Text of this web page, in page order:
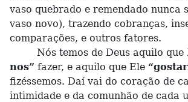
vaso quebrado e remendado nunca
vaso novo), trazendo cobranças,
comparações, e outros fatores.
Nós temos de Deus aquilo que
nos” fazer, e aquilo que Ele
fizéssemos. Daí vai do coração de
intimidade e da comunhão de cada